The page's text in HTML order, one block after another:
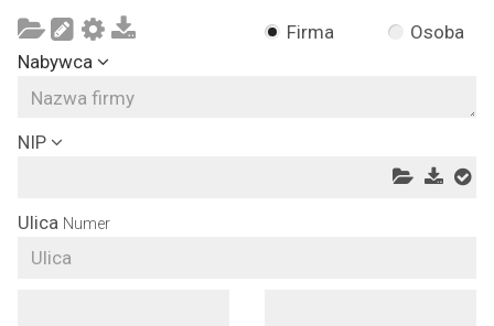
Firma
Osoba
Nabywca
NIP
Ulica Numer